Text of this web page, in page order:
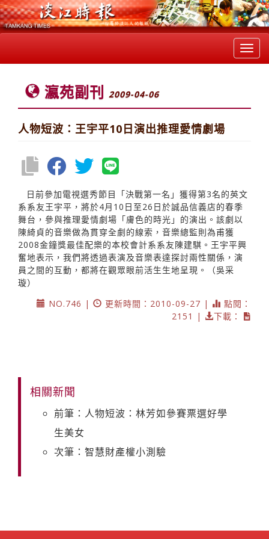
瀛苑副刊 2009-04-06
人物短波：王宇平10日演出推理愛情劇場
日前參加電視選秀節目「決戰第一名」獲得第3名的英文
系系友王宇平，將於4月10日至26日於誠品信義店的春季
舞台，參與推理愛情劇場「膚色的時光」的演出。該劇以
陳綺貞的音樂做為貫穿全劇的線索，音樂總監則為甫獲
2008金鐘獎最佳配樂的本校會計系系友陳建騏。王宇平興
奮地表示，我們將透過表演及音樂表達探討兩性關係，演
員之間的互動，都將在觀眾眼前活生生地呈現。（吳采
璇）
NO.746 |
更新時間：2010-09-27 |
點閱：
2151 |
下載：
相關新聞
前筆：人物短波：林芳如參賽票選好學
生美女
次筆：智慧財產權小測驗